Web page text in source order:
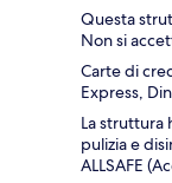
Questa
Non si
Carte di
Express,
La struttura
pulizia e
ALLSAFE